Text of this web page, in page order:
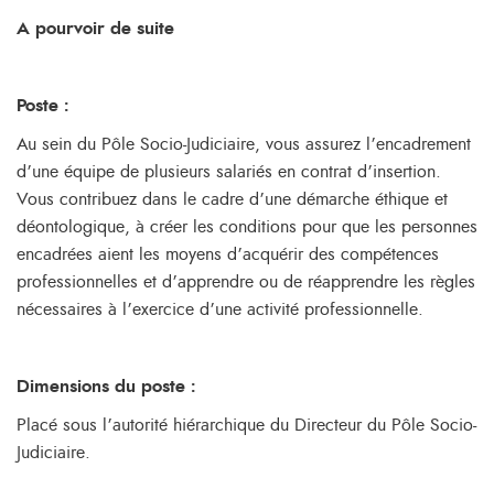
A pourvoir de suite
Poste :
Au sein du Pôle Socio-Judiciaire, vous assurez l’encadrement
d’une équipe de plusieurs salariés en contrat d’insertion.
Vous contribuez dans le cadre d’une démarche éthique et
déontologique, à créer les conditions pour que les personnes
encadrées aient les moyens d’acquérir des compétences
professionnelles et d’apprendre ou de réapprendre les règles
nécessaires à l’exercice d’une activité professionnelle.
Dimensions du poste :
Placé sous l’autorité hiérarchique du Directeur du Pôle Socio-
Judiciaire.